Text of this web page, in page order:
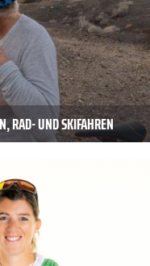
RAD- UND SKIFAHREN